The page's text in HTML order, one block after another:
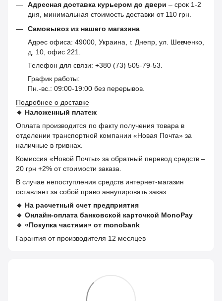
Адресная доставка курьером до двери – срок 1-2
дня, минимальная стоимость доставки от 110 грн.
Самовывоз из нашего магазина
Адрес офиса: 49000, Украина, г. Днепр, ул. Шевченко,
д. 10, офис 221.
Телефон для связи: +380 (73) 505-79-53.
График работы:
Пн.-вс.: 09:00-19:00 без перерывов.
Подробнее о доставке
🔹 Наложенный платеж
Оплата производится по факту получения товара в
отделении транспортной компании «Новая Почта» за
наличные в гривнах.
Комиссия «Новой Почты» за обратный перевод средств –
20 грн +2% от стоимости заказа.
В случае непоступления средств интернет-магазин
оставляет за собой право аннулировать заказ.
🔹 На расчетный счет предприятия
🔹 Онлайн-оплата банковской карточкой MonoPay
🔹 «Покупка частями» от monobank
Гарантия от производителя 12 месяцев